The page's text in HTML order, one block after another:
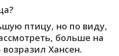
птицу, но по виду,
больше на
Хансен.